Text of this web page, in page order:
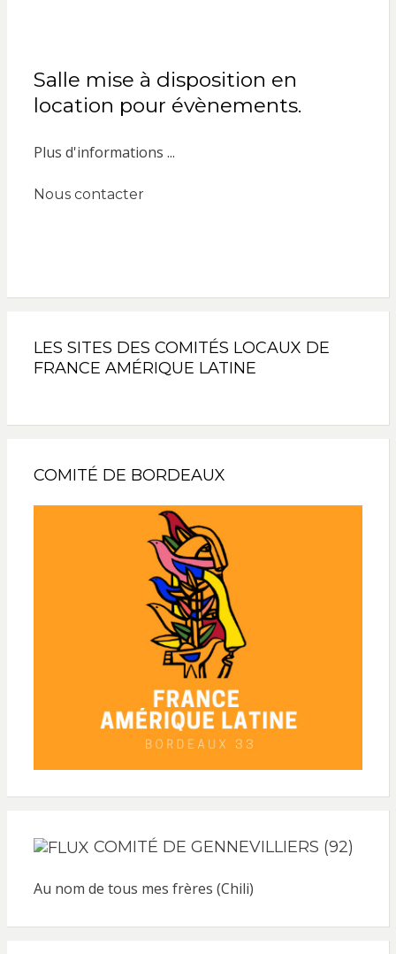
Salle mise à disposition en
location pour évènements.
Plus d'informations ...
Nous contacter
LES SITES DES COMITÉS LOCAUX DE
FRANCE AMÉRIQUE LATINE
COMITÉ DE BORDEAUX
COMITÉ DE GENNEVILLIERS (92)
Au nom de tous mes frères (Chili)